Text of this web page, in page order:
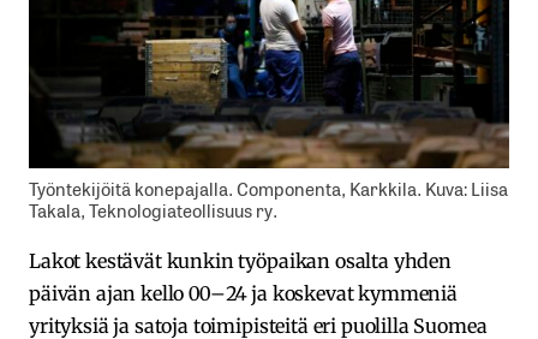
Työntekijöitä konepajalla. Componenta, Karkkila. Kuva: Liisa
Takala, Teknologiateollisuus ry.
Lakot kestävät kunkin työpaikan osalta yhden
päivän ajan kello 00–24 ja koskevat kymmeniä
yrityksiä ja satoja toimipisteitä eri puolilla Suomea